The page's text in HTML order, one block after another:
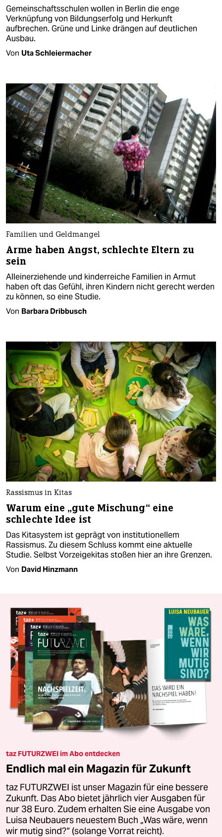
Gemeinschaftsschulen wollen in Berlin die enge
Verknüpfung von Bildungserfolg und Herkunft
aufbrechen. Grüne und Linke drängen auf deutlichen
Ausbau.
Von Uta Schleiermacher
Familien und Geldmangel
Arme haben Angst, schlechte Eltern zu
sein
Alleinerziehende und kinderreiche Familien in Armut
haben oft das Gefühl, ihren Kindern nicht gerecht werden
zu können, so eine Studie.
Von Barbara Dribbusch
Rassismus in Kitas
Warum eine „gute Mischung“ eine
schlechte Idee ist
Das Kitasystem ist geprägt von institutionellem
Rassismus. Zu diesem Schluss kommt eine aktuelle
Studie. Selbst Vorzeigekitas stoßen hier an ihre Grenzen.
Von David Hinzmann
taz FUTURZWEI im Abo entdecken
Endlich mal ein Magazin für Zukunft
taz FUTURZWEI ist unser Magazin für eine bessere
Zukunft. Das Abo bietet jährlich vier Ausgaben für
nur 38 Euro. Zudem erhalten Sie eine Ausgabe von
Luisa Neubauers neuestem Buch „Was wäre, wenn
wir mutig sind?“ (solange Vorrat reicht).